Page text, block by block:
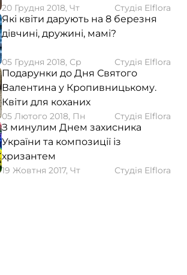
20 Грудня 2018, Чт Студія Elflora
Які квіти дарують на 8 березня
дівчині, дружині, мамі?
05 Грудня 2018, Ср Студія Elflora
Подарунки до Дня Святого
Валентина у Кропивницькому.
Квіти для коханих
05 Лютого 2018, Пн Студія Elflora
З минулим Днем захисника
України та композиції із
хризантем
19 Жовтня 2017, Чт Студія Elflora